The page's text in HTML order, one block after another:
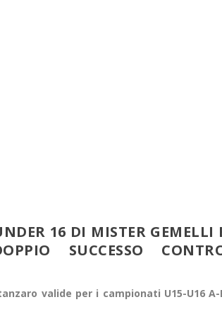
16 DI MISTER GEMELLI
SUCCESSO
valide per i campionati U15-U16 A-